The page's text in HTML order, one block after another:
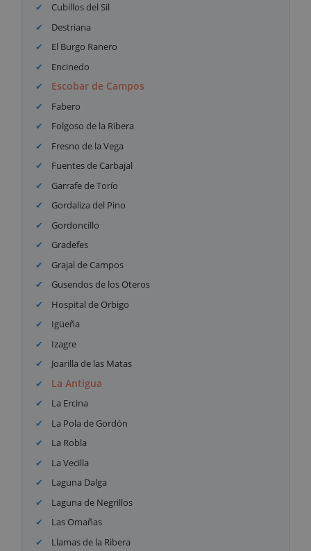
Cubillos del Sil
Destriana
El Burgo Ranero
Encinedo
Escobar de Campos
Fabero
Folgoso de la Ribera
Fresno de la Vega
Fuentes de Carbajal
Garrafe de Torío
Gordaliza del Pino
Gordoncillo
Gradefes
Grajal de Campos
Gusendos de los Oteros
Hospital de Orbigo
Igüeña
Izagre
Joarilla de las Matas
La Antigua
La Ercina
La Pola de Gordón
La Robla
La Vecilla
Laguna Dalga
Laguna de Negrillos
Las Omañas
Llamas de la Ribera